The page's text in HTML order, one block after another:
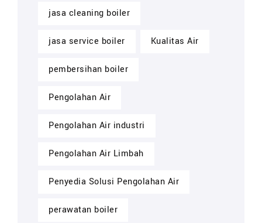
jasa cleaning boiler
jasa service boiler Kualitas Air
pembersihan boiler
Pengolahan Air
Pengolahan Air industri
Pengolahan Air Limbah
Penyedia Solusi Pengolahan Air
perawatan boiler